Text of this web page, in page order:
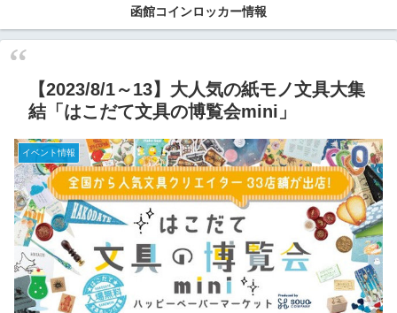
函館コインロッカー情報
【2023/8/1～13】大人気の紙モノ文具大集
結「はこだて文具の博覧会mini」
イベント情報